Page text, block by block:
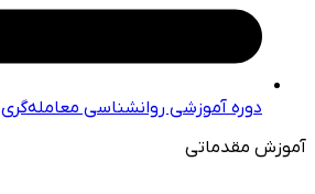
دوره آموزشی روانشناسی معامله‌گری
آموزش مقدماتی